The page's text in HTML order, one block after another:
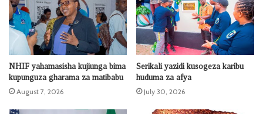
NHIF yahamasisha kujiunga bima
kupunguza gharama za matibabu
August 7, 2026
Serikali yazidi kusogeza karibu
huduma za afya
July 30, 2026